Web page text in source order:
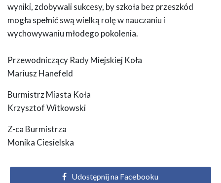
wyniki, zdobywali sukcesy, by szkoła bez przeszkód
mogła spełnić swą wielką rolę w nauczaniu i
wychowywaniu młodego pokolenia.
Przewodniczący Rady Miejskiej Koła
Mariusz Hanefeld
Burmistrz Miasta Koła
Krzysztof Witkowski
Z-ca Burmistrza
Monika Ciesielska
Udostępnij na Facebooku